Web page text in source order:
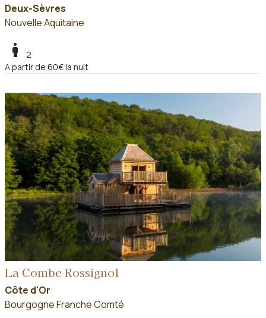
Deux-Sèvres
Nouvelle Aquitaine
boy
2
A partir de 60€ la nuit
La Combe Rossignol
Côte d'Or
Bourgogne Franche Comté